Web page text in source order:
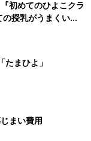
て可愛いですよね
と。キレイめにも
「ラウンドミ
初めてのひよこクラ
授乳がうまくい
のトラブル 解決テ
まひよ」
まい費用